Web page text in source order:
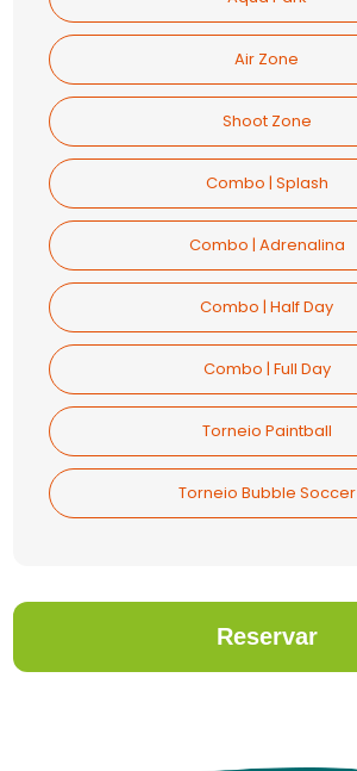
Air Zone
Shoot Zone
Combo | Splash
Combo | Adrenalina
Combo | Half Day
Combo | Full Day
Torneio Paintball
Torneio Bubble Soccer
Reservar